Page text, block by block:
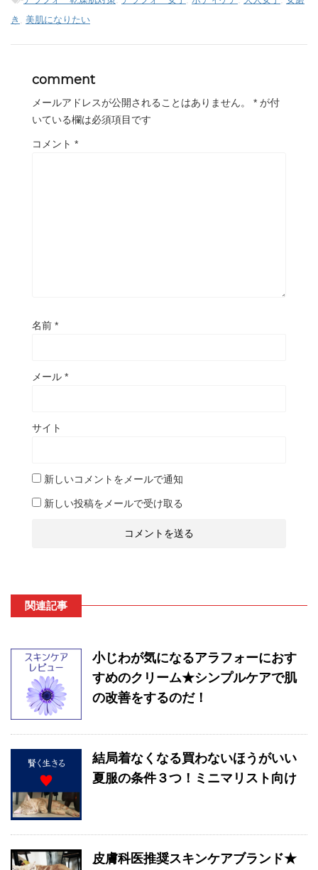
き
美肌になりたい
comment
メールアドレスが公開されることはありません。 * が付
いている欄は必須項目です
コメント *
名前 *
メール *
サイト
新しいコメントをメールで通知
新しい投稿をメールで受け取る
関連記事
小じわが気になるアラフォーにおす
すめのクリーム★シンプルケアで肌
の改善をするのだ！
結局着なくなる買わないほうがいい
夏服の条件３つ！ミニマリスト向け
皮膚科医推奨スキンケアブランド★